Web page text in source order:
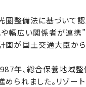
圏整備法に基づいて
幅広い関係者が連携
画が国土交通大臣か
年、総合保養地域整
られました。リゾー